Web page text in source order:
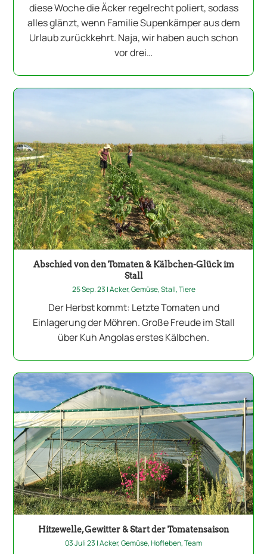
diese Woche die Äcker regelrecht poliert, sodass
alles glänzt, wenn Familie Supenkämper aus dem
Urlaub zurückkehrt. Naja, wir haben auch schon
vor drei…
Abschied von den Tomaten & Kälbchen-Glück im
Stall
25 Sep. 23 |Acker,Gemüse,Stall,Tiere
Der Herbst kommt: Letzte Tomaten und
Einlagerung der Möhren. Große Freude im Stall
über Kuh Angolas erstes Kälbchen.
Hitzewelle, Gewitter & Start der Tomatensaison
03 Juli 23 |Acker,Gemüse,Hofleben,Team